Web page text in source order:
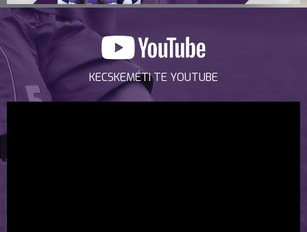
KECSKEMÉTI TE YOUTUBE